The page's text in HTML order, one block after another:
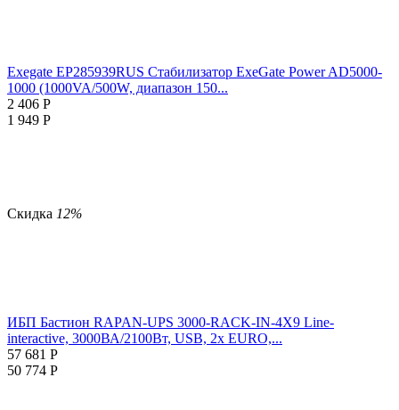
Exegate EP285939RUS Стабилизатор ExeGate Power AD5000-
1000 (1000VA/500W, диапазон 150...
2 406 Р
1 949 Р
Скидка 12%
ИБП Бастион RAPAN-UPS 3000-RACK-IN-4X9 Line-
interactive, 3000ВА/2100Вт, USB, 2х EURO,...
57 681 Р
50 774 Р